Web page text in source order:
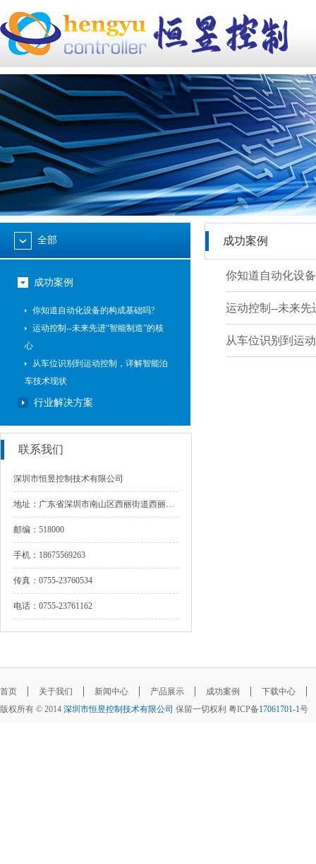
全部
成功案例
你知道自动化设备的构成基础吗?
运动控制--未来先进“智能制造”的核
心
从车位识别到运动控制，详解智能泊
车技术现状
行业解决方案
联系我们
深圳市恒昱控制技术有限公司
地址： 广东省深圳市南山区西丽街道西丽北路丽新新围工业区
邮编： 518000
手机： 18675569263
传真： 0755-23760534
电话： 0755-23761162
成功案例
你知道自动化设
运动控制--未来先
从车位识别到运
首页 关于我们 新闻中心 产品展示 成功案例
下载中心
版权所有 © 2014 深圳市恒昱控制技术有限公司 保留一切权利 粤ICP备17061701-1号